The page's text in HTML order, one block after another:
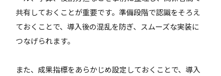
共有しておくことが重要です。準備段階で認識をそろえ
ておくことで、導入後の混乱を防ぎ、スムーズな実装に
つなげられます。
また、成果指標をあらかじめ設定しておくことで、導入